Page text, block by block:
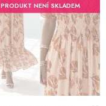
PRODUKT NENÍ SKLADEM